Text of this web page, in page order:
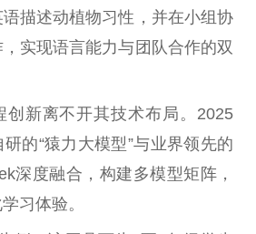
描述动植物习性 ，并在小组协
实现语言能力与团队合作的双
创新离不开其技术布局。2025
的“猿力大模型”与业界领先的
深度融合，构建多模型矩阵，
习体验。